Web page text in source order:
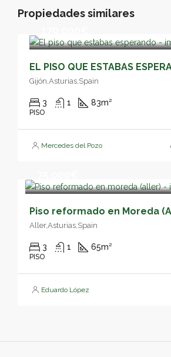
Propiedades similares
EL PISO QUE ESTABAS
Gijón,Asturias,Spain
3 1 83m²
PISO
Mercedes del Pozo
Piso reformado en Moreda
Aller,Asturias,Spain
3 1 65m²
PISO
Eduardo López